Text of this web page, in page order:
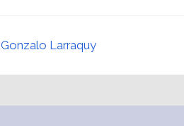
Gonzalo Larraquy